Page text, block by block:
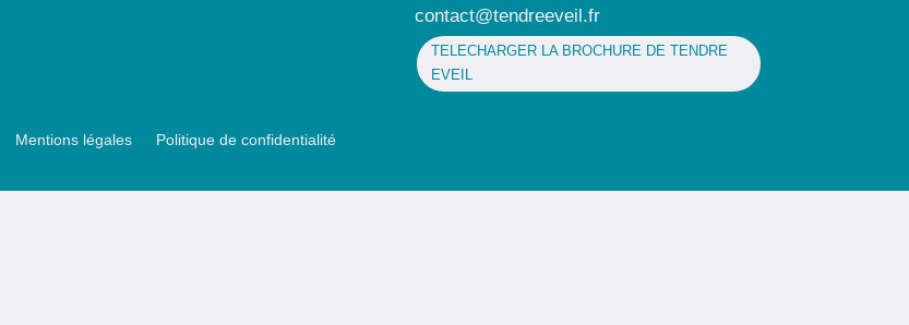
contact@tendreeveil.fr
TELECHARGER LA BROCHURE DE TENDRE
EVEIL
Mentions légales Politique de confidentialité